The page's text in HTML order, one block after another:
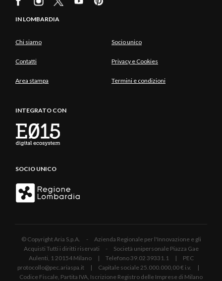
IN LOMBARDIA
Chi siamo Socio unico
Contatti Privacy e Cookies
Area stampa Termini e condizioni
INTEGRATO CON
SOCIO UNICO
© Copyright Aria S.p.A. - Azienda Regionale per l'Innovazione e gli
Acquisti Tutti i diritti riservati - Società unipersonale Piazza Gae
Aulenti, 1 20154 Milano | Telefono 39.02 39331.1 | PEC
protocollo@pec.ariaspa.it | Capitale sociale 25.000.000,00 € i.v. |
Codice Fiscale, Partita IVA, Iscrizione Registro delle Imprese di Milano